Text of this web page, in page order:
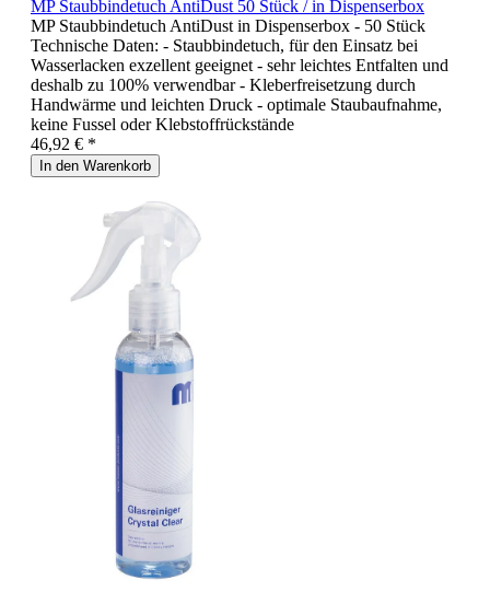
MP Staubbindetuch AntiDust 50 Stück / in Dispenserbox
MP Staubbindetuch AntiDust in Dispenserbox - 50 Stück
Technische Daten: - Staubbindetuch, für den Einsatz bei
Wasserlacken exzellent geeignet - sehr leichtes Entfalten und
deshalb zu 100% verwendbar - Kleberfreisetzung durch
Handwärme und leichten Druck - optimale Staubaufnahme,
keine Fussel oder Klebstoffrückstände
46,92 € *
In den Warenkorb